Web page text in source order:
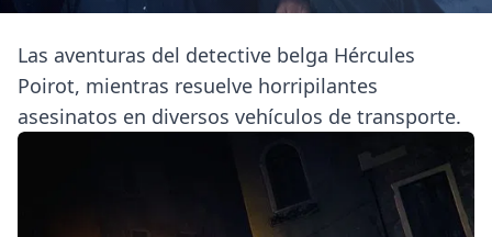
Las aventuras del detective belga Hércules
Poirot, mientras resuelve horripilantes
asesinatos en diversos vehículos de transporte.